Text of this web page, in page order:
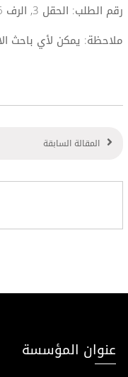
رقم الطلب: الحقل 3, الرف 6, الكتاب 6.
ملاحظة: يمكن لأي باحث
المقالة السابقة
عنوان المؤسسة